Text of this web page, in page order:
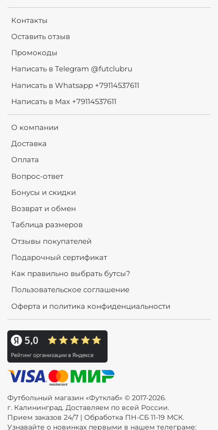
Контакты
Оставить отзыв
Промокоды
Написать в Telegram @futclubru
Написать в Whatsapp +79114537611
Написать в Max +79114537611
О компании
Доставка
Оплата
Вопрос-ответ
Бонусы и скидки
Возврат и обмен
Таблица размеров
Отзывы покупателей
Подарочный сертификат
Как правильно выбрать бутсы?
Пользовательское соглашение
Оферта и политика конфиденциальности
Футбольный магазин «Футклаб» © 2017-2026.
г. Калининград. Доставляем по всей России.
Прием заказов 24/7 | Обработка ПН-СБ 11-19 МСК.
Узнавайте о новинках первыми в нашем телеграме: